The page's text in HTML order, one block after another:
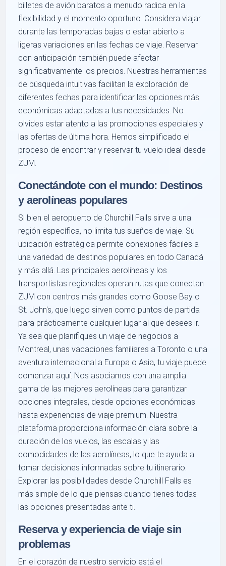
billetes de avión baratos a menudo radica en la
flexibilidad y el momento oportuno. Considera viajar
durante las temporadas bajas o estar abierto a
ligeras variaciones en las fechas de viaje. Reservar
con anticipación también puede afectar
significativamente los precios. Nuestras herramientas
de búsqueda intuitivas facilitan la exploración de
diferentes fechas para identificar las opciones más
económicas adaptadas a tus necesidades. No
olvides estar atento a las promociones especiales y
las ofertas de última hora. Hemos simplificado el
proceso de encontrar y reservar tu vuelo ideal desde
ZUM.
Conectándote con el mundo: Destinos
y aerolíneas populares
Si bien el aeropuerto de Churchill Falls sirve a una
región específica, no limita tus sueños de viaje. Su
ubicación estratégica permite conexiones fáciles a
una variedad de destinos populares en todo Canadá
y más allá. Las principales aerolíneas y los
transportistas regionales operan rutas que conectan
ZUM con centros más grandes como Goose Bay o
St. John's, que luego sirven como puntos de partida
para prácticamente cualquier lugar al que desees ir.
Ya sea que planifiques un viaje de negocios a
Montreal, unas vacaciones familiares a Toronto o una
aventura internacional a Europa o Asia, tu viaje puede
comenzar aquí. Nos asociamos con una amplia
gama de las mejores aerolíneas para garantizar
opciones integrales, desde opciones económicas
hasta experiencias de viaje premium. Nuestra
plataforma proporciona información clara sobre la
duración de los vuelos, las escalas y las
comodidades de las aerolíneas, lo que te ayuda a
tomar decisiones informadas sobre tu itinerario.
Explorar las posibilidades desde Churchill Falls es
más simple de lo que piensas cuando tienes todas
las opciones presentadas ante ti.
Reserva y experiencia de viaje sin
problemas
En el corazón de nuestro servicio está el